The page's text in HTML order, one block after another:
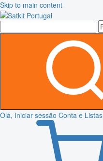
Skip to main content
Olá, Iniciar sessão Conta e Listas